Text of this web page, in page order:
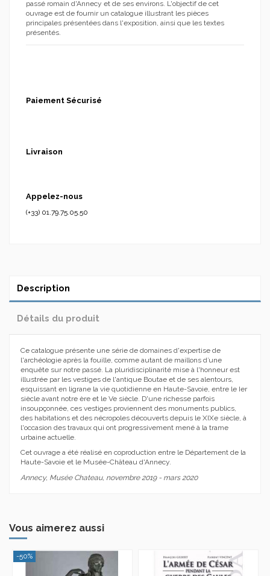
passé romain d'Annecy et de ses environs. L'objectif de cet
ouvrage est de fournir un catalogue illustrant les pièces
principales présentées dans l'exposition, ainsi que les textes
présentés.
Paiement Sécurisé
Livraison
Appelez-nous
(+33) 01.79.75.05.50
Description
Détails du produit
Ce catalogue présente une série de domaines d'expertise de
l'archéologie après la fouille, comme autant de maillons d’une
enquête sur notre passé. La pluridisciplinarité mise à l'honneur est
illustrée par les vestiges de l'antique Boutae et de ses alentours,
esquissant en ligrane la vie quotidienne en Haute-Savoie, entre le Ier
siècle avant notre ère et le Ve siècle. D'une richesse parfois
insoupçonnée, ces vestiges proviennent des monuments publics,
des habitations et des nécropoles découverts depuis le XIXe siècle, à
l'occasion des travaux qui ont progressivement mené à la trame
urbaine actuelle.
Cet ouvrage a été réalisé en coproduction entre le Département de la
Haute-Savoie et le Musée-Château d'Annecy.
Annecy, Musée Chateau, novembre 2019 - mars 2020
Vous aimerez aussi
-50%